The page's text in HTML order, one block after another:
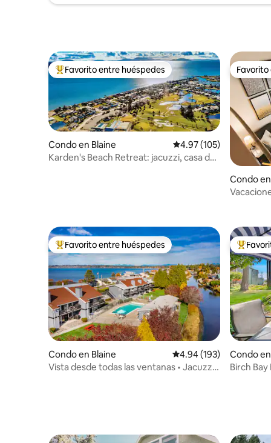
Favorito entre huéspedes preferido
Favorito entre huéspedes
Condo en Blaine Calificación promedio:
4.97 (105)
Karden's Beach Retreat: jacuzzi, casa del
Condo
Favorito entre huéspedes preferido
Favorito entre huéspedes
Condo en Blaine Calificación promedio:
4.94 (193)
Vista desde todas las ventanas • Jacuzzi •
Condo
Birch Bay